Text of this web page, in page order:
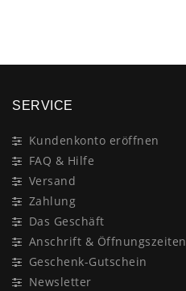
SERVICE
Kundenkonto eröffnen
FAQ & Hilfe
Versand
Zahlung
Das Geschäft
Anschrift & Öffnungszeiten
Geschenk-Gutschein
Newsletter